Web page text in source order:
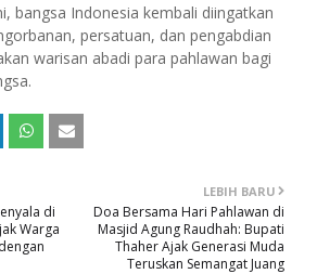
bangsa Indonesia kembali diingatkan
persatuan, dan pengabdian
warisan abadi para pahlawan bagi
LEBIH BARU
Doa Bersama Hari Pahlawan di
Masjid Agung Raudhah: Bupati
Thaher Ajak Generasi Muda
Teruskan Semangat Juang
di
Warga